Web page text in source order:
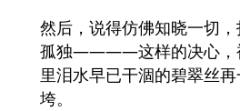
然后，说得仿佛知晓一切
孤独――――这样的决心，
里泪水早已干涸的碧翠丝
垮。